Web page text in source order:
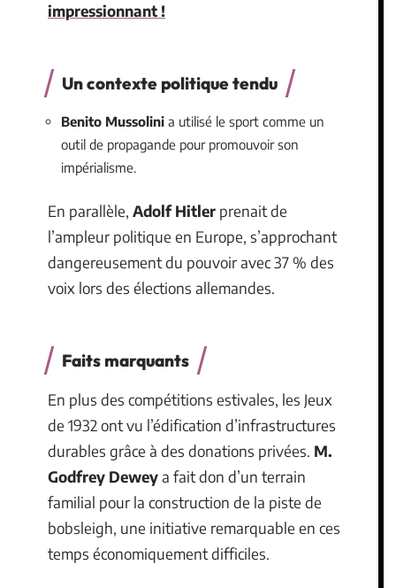
impressionnant !
Un contexte politique tendu
Benito Mussolini a utilisé le sport comme un
outil de propagande pour promouvoir son
impérialisme.
En parallèle, Adolf Hitler prenait de
l’ampleur politique en Europe, s’approchant
dangereusement du pouvoir avec 37 % des
voix lors des élections allemandes.
Faits marquants
En plus des compétitions estivales, les Jeux
de 1932 ont vu l’édification d’infrastructures
durables grâce à des donations privées. M.
Godfrey Deweya fait don d’un terrain
familial pour la construction de la piste de
bobsleigh, une initiative remarquable en ces
temps économiquement difficiles.